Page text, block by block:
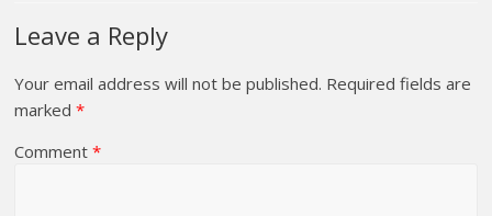
Leave a Reply
Your email address will not be published. Required fields are
marked*
Comment*